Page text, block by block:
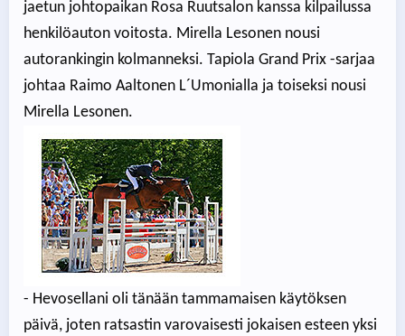
jaetun johtopaikan Rosa Ruutsalon kanssa kilpailussa
henkilöauton voitosta. Mirella Lesonen nousi
autorankingin kolmanneksi. Tapiola Grand Prix -sarjaa
johtaa Raimo Aaltonen L´Umonialla ja toiseksi nousi
Mirella Lesonen.
- Hevosellani oli tänään tammamaisen käytöksen
päivä, joten ratsastin varovaisesti jokaisen esteen yksi